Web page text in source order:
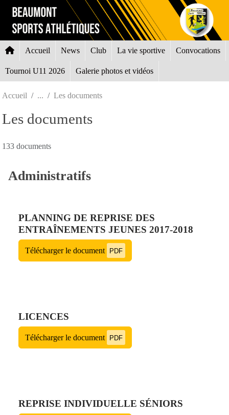
Accueil News Club La vie sportive Convocations
Tournoi U11 2026 Galerie photos et vidéos
Accueil Les documents
Les documents
133 documents
Administratifs
PLANNING DE REPRISE DES
ENTRAÎNEMENTS JEUNES 2017-2018
Télécharger le document PDF
LICENCES
Télécharger le document PDF
REPRISE INDIVIDUELLE SÉNIORS
Panneau de gestion des cookies